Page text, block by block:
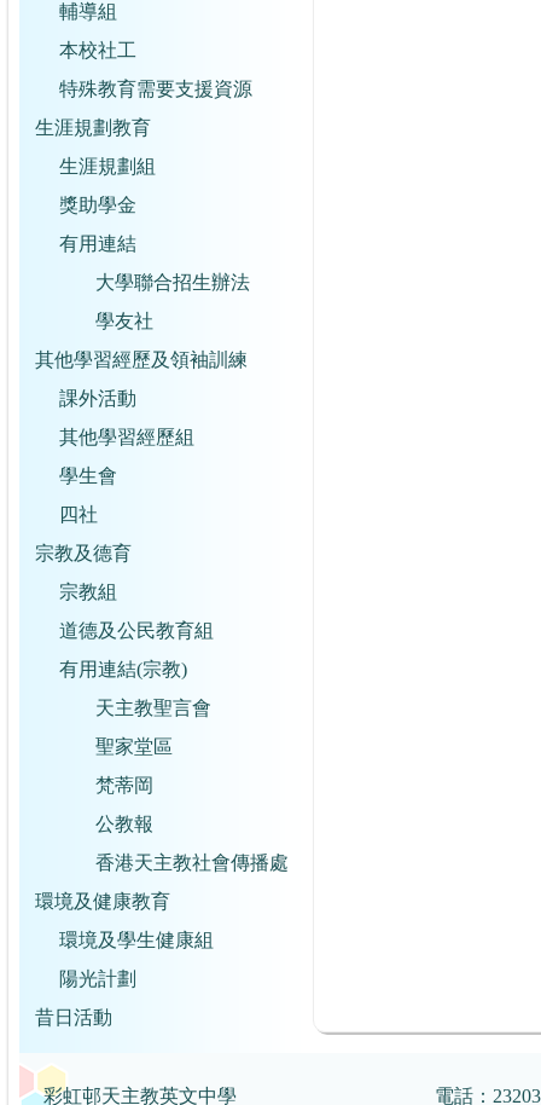
輔導組
本校社工
特殊教育需要支援資源
生涯規劃教育
生涯規劃組
獎助學金
有用連結
大學聯合招生辦法
學友社
其他學習經歷及領袖訓練
課外活動
其他學習經歷組
學生會
四社
宗教及德育
宗教組
道德及公民教育組
有用連結(宗教)
天主教聖言會
聖家堂區
梵蒂岡
公教報
香港天主教社會傳播處
環境及健康教育
環境及學生健康組
陽光計劃
昔日活動
彩虹邨天主教英文中學 電話：